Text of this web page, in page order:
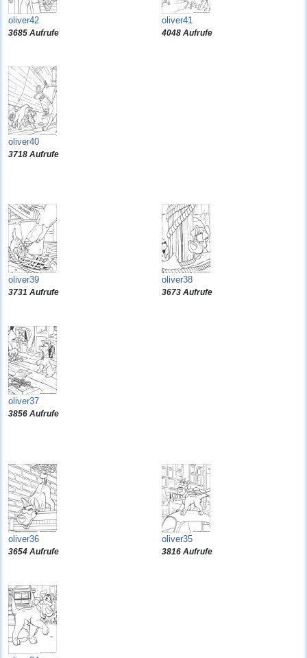
oliver42
3685 Aufrufe
oliver41
4048 Aufrufe
oliver40
3718 Aufrufe
oliver39
3731 Aufrufe
oliver38
3673 Aufrufe
oliver37
3856 Aufrufe
oliver36
3654 Aufrufe
oliver35
3816 Aufrufe